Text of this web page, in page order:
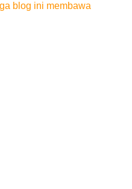
blog ini membawa